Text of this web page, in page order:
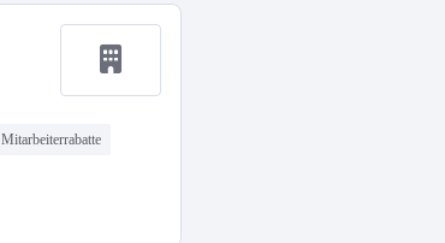
Mitarbeiterrabatte